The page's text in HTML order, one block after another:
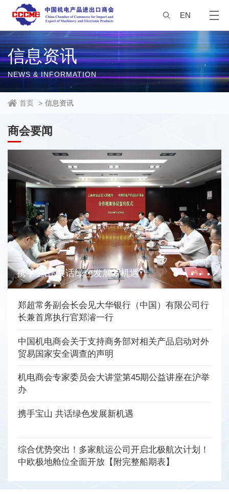
EN
信息资讯
NEWS & INFORMATION
首页 > 信息资讯
商会要闻
携手宝山 共话绿色发展新机遇
郑超常务副会长会见大华银行（中国）有限公司行
长兼首席执行官郑濬一行
中国机电商会关于支持商务部对相关产品启动对外
贸易国家安全调查的声明
机电商会专家委员会大讲堂第45期公益讲座在沪举
办
携手宝山 共话绿色发展新机遇
综合优势突出！多家航运公司开启北极航次计划！
中欧极地舱位全面开放【附完整船期表】